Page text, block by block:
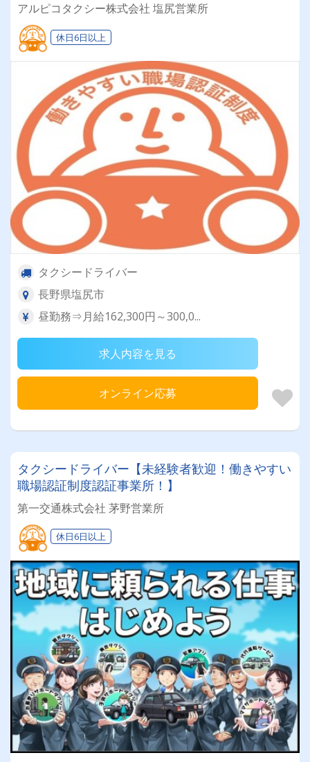
アルピコタクシー株式会社 塩尻営業所
休日6日以上
タクシードライバー
長野県塩尻市
昼勤務⇒月給162,300円～300,0...
求人内容を見る
オンライン応募
タクシードライバー【未経験者歓迎！働きやすい
職場認証制度認証事業所！】
第一交通株式会社 茅野営業所
休日6日以上